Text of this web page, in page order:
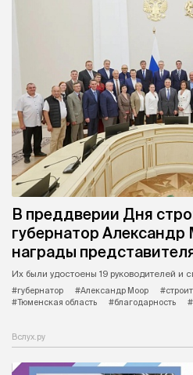
В преддверии Дня
губернатор Александр
награды
Их были удостоены 19 руководителей и
#губернатор
#Александр Моор
#Тюменская область
#благодарность
Вслух.ру